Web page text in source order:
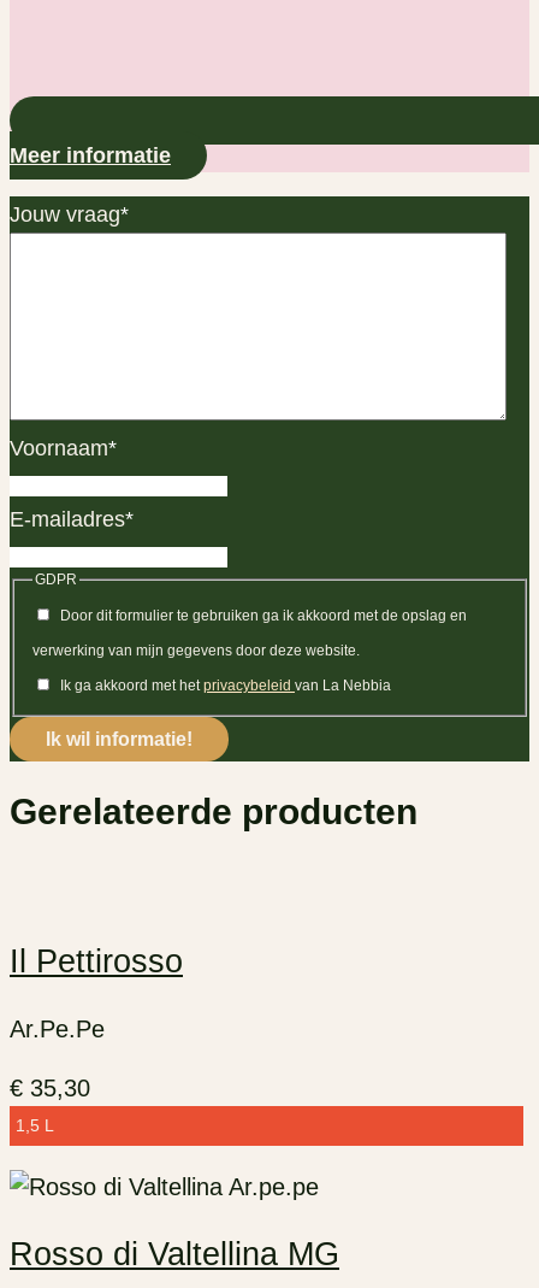
Meer informatie
Jouw vraag*
Voornaam*
E-mailadres*
GDPR
Door dit formulier te gebruiken ga ik akkoord met de opslag en
verwerking van mijn gegevens door deze website.
Ik ga akkoord met het privacybeleid van La Nebbia
Gerelateerde producten
Il Pettirosso
Ar.Pe.Pe
€ 35,30
1,5 L
Rosso di Valtellina MG